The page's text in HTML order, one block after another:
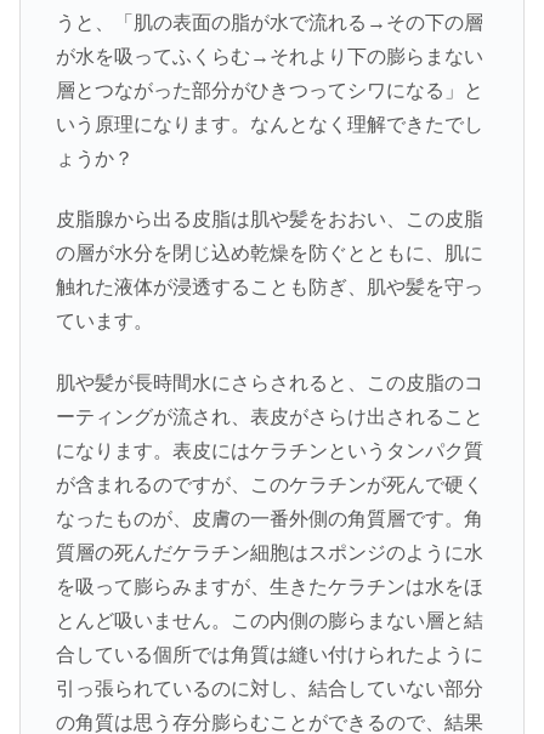
うと、「肌の表面の脂が水で流れる→その下の層
が水を吸ってふくらむ→それより下の膨らまない
層とつながった部分がひきつってシワになる」と
いう原理になります。なんとなく理解できたでし
ょうか？
皮脂腺から出る皮脂は肌や髪をおおい、この皮脂
の層が水分を閉じ込め乾燥を防ぐとともに、肌に
触れた液体が浸透することも防ぎ、肌や髪を守っ
ています。
肌や髪が長時間水にさらされると、この皮脂のコ
ーティングが流され、表皮がさらけ出されること
になります。表皮にはケラチンというタンパク質
が含まれるのですが、このケラチンが死んで硬く
なったものが、皮膚の一番外側の角質層です。角
質層の死んだケラチン細胞はスポンジのように水
を吸って膨らみますが、生きたケラチンは水をほ
とんど吸いません。この内側の膨らまない層と結
合している個所では角質は縫い付けられたように
引っ張られているのに対し、結合していない部分
の角質は思う存分膨らむことができるので、結果